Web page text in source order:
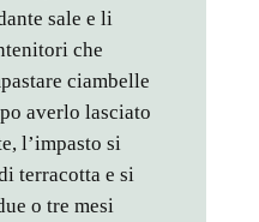
sale e li
che
ciambelle
averlo lasciato
l’impasto si
terracotta e si
o tre mesi